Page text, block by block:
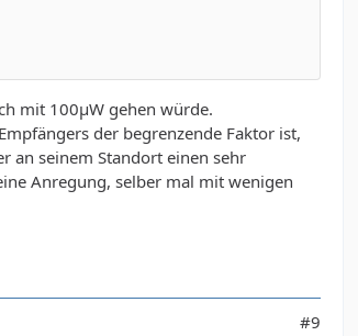
mit 100µW gehen würde.
der begrenzende Faktor ist,
an seinem Standort einen sehr
Anregung, selber mal mit wenigen
#9